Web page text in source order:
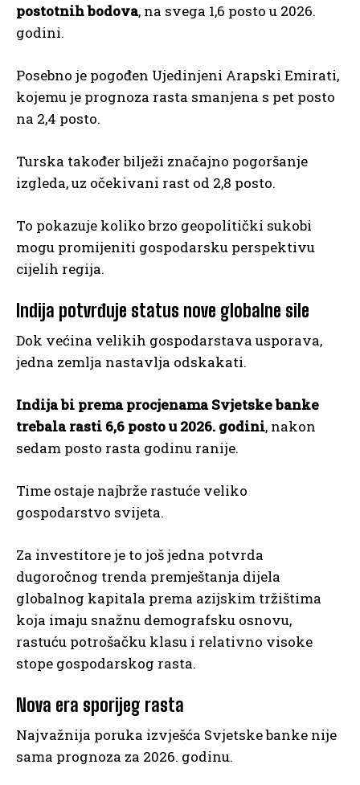
postotnih bodova, na svega 1,6 posto u 2026.
godini.
Posebno je pogođen Ujedinjeni Arapski Emirati,
kojemu je prognoza rasta smanjena s pet posto
na 2,4 posto.
Turska također bilježi značajno pogoršanje
izgleda, uz očekivani rast od 2,8 posto.
To pokazuje koliko brzo geopolitički sukobi
mogu promijeniti gospodarsku perspektivu
cijelih regija.
Indija potvrđuje status nove globalne sile
Dok većina velikih gospodarstava usporava,
jedna zemlja nastavlja odskakati.
Indija bi prema procjenama Svjetske banke
trebala rasti 6,6 posto u 2026. godini, nakon
sedam posto rasta godinu ranije.
Time ostaje najbrže rastuće veliko
gospodarstvo svijeta.
Za investitore je to još jedna potvrda
dugoročnog trenda premještanja dijela
globalnog kapitala prema azijskim tržištima
koja imaju snažnu demografsku osnovu,
rastuću potrošačku klasu i relativno visoke
stope gospodarskog rasta.
Nova era sporijeg rasta
Najvažnija poruka izvješća Svjetske banke nije
sama prognoza za 2026. godinu.